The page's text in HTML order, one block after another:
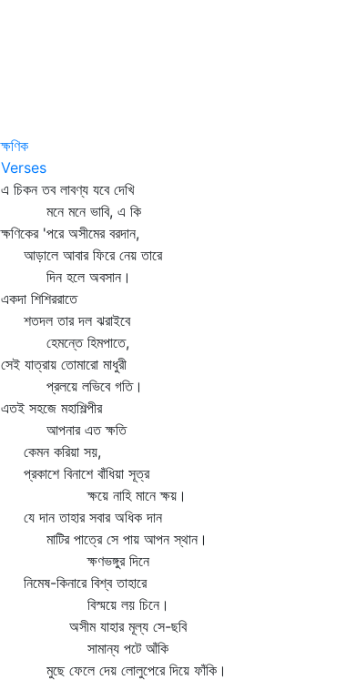
ক্ষণিক
Verses
এ চিকন তব লাবণ্য যবে দেখি
মনে মনে ভাবি, এ কি
ক্ষণিকের 'পরে অসীমের বরদান,
আড়ালে আবার ফিরে নেয় তারে
দিন হলে অবসান।
একদা শিশিররাতে
শতদল তার দল ঝরাইবে
হেমন্তে হিমপাতে,
সেই যাত্রায় তোমারো মাধুরী
প্রলয়ে লভিবে গতি।
এতই সহজে মহাশিল্পীর
আপনার এত ক্ষতি
কেমন করিয়া সয়,
প্রকাশে বিনাশে বাঁধিয়া সূত্র
ক্ষয়ে নাহি মানে ক্ষয়।
যে দান তাহার সবার অধিক দান
মাটির পাত্রে সে পায় আপন স্থান।
ক্ষণভঙ্গুর দিনে
নিমেষ-কিনারে বিশ্ব তাহারে
বিস্ময়ে লয় চিনে।
অসীম যাহার মূল্য সে-ছবি
সামান্য পটে আঁকি
মুছে ফেলে দেয় লোলুপেরে দিয়ে ফাঁকি।